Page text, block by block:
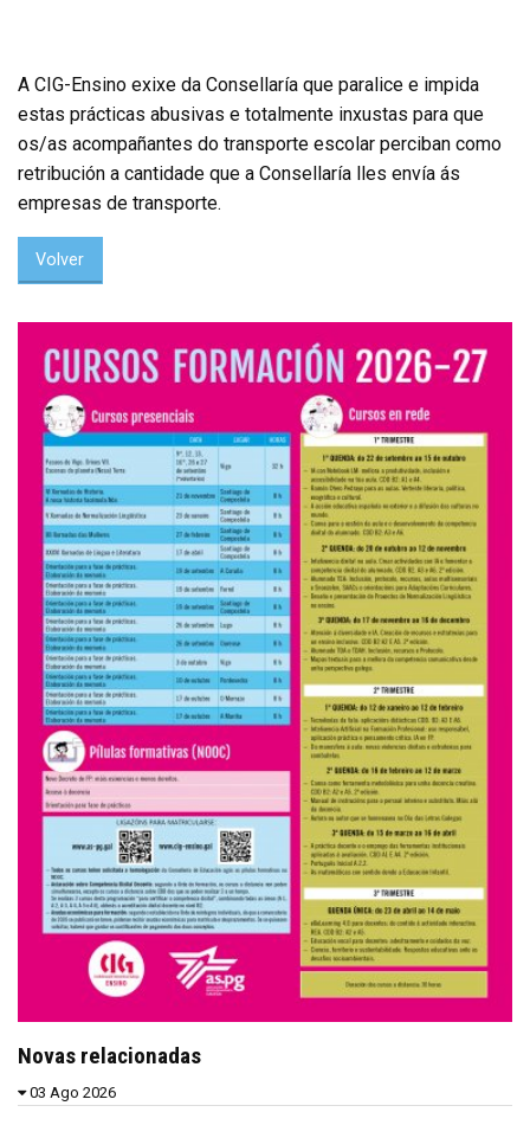
A CIG-Ensino exixe da Consellaría que paralice e impida
estas prácticas abusivas e totalmente inxustas para que
os/as acompañantes do transporte escolar perciban como
retribución a cantidade que a Consellaría lles envía ás
empresas de transporte.
Volver
Novas relacionadas
03 Ago 2026